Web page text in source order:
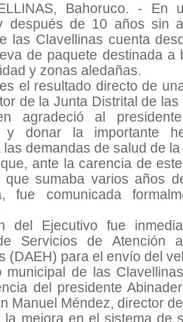
Bahoruco. - En
después de 10 años sin
las Clavellinas cuenta
de paquete destinada a
y zonas aledañas.
el resultado directo de
de la Junta Distrital de
agradeció al
y donar la importante
las demandas de salud de
ante la carencia de
que sumaba varios años
fue comunicada
del Ejecutivo fue
Servicios de Atención
(DAEH) para el envío del
municipal de las
del presidente
Manuel Méndez, director
la mejora en el sistema de